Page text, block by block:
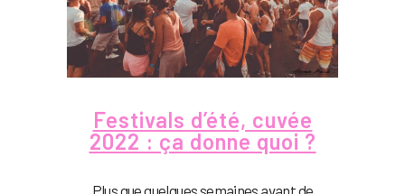
Festivals d’été, cuvée
2022 : ça donne quoi ?
Plus que quelques semaines avant de